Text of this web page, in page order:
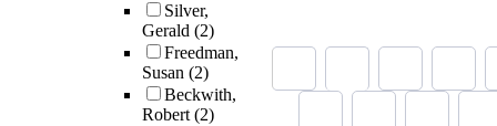
Silver,
Gerald (2)
Freedman,
Susan (2)
Beckwith,
Robert(2)